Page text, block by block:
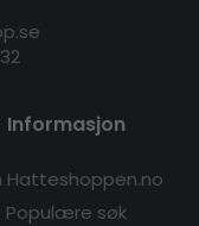
Informasjon
Hatteshoppen.no
Populære søk